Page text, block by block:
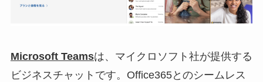
Microsoft Teamsは、マイクロソフト社が提供する
ビジネスチャットです。Office365とのシームレス